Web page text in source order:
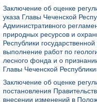
Заключение об оценке
указа Главы Чеченской
Административного
природных ресурсов и
Республики
выполнение работ по
лесного фонда и о
Главы Чеченской
Заключение об оценке
постановления
внесении изменений в